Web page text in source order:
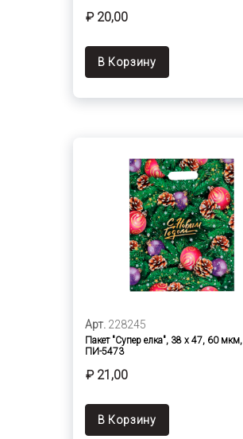
₽ 20,00
В Корзину
Арт. 228245
Пакет "Супер елка", 38 х 47, 60 мкм,
ПИ-5473
₽ 21,00
В Корзину